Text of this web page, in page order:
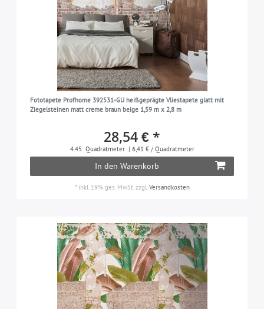
Fototapete Profhome 392531-GU heißgeprägte Vliestapete glatt mit
Ziegelsteinen matt creme braun beige 1,59 m x 2,8 m
28,54 € *
4.45 Quadratmeter | 6,41 € / Quadratmeter
In den Warenkorb
* inkl. 19% ges. MwSt.zzgl.Versandkosten